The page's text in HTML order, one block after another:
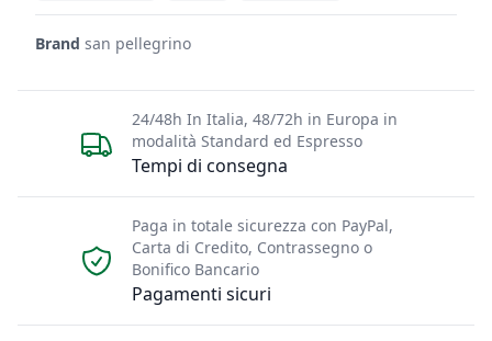
Brand san pellegrino
Tempi di consegna
24/48h In Italia, 48/72h in Europa in
modalità Standard ed Espresso
Pagamenti sicuri
Paga in totale sicurezza con PayPal,
Carta di Credito, Contrassegno o
Bonifico Bancario